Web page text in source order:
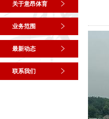
关于意昂体育
业务范围
最新动态
联系我们